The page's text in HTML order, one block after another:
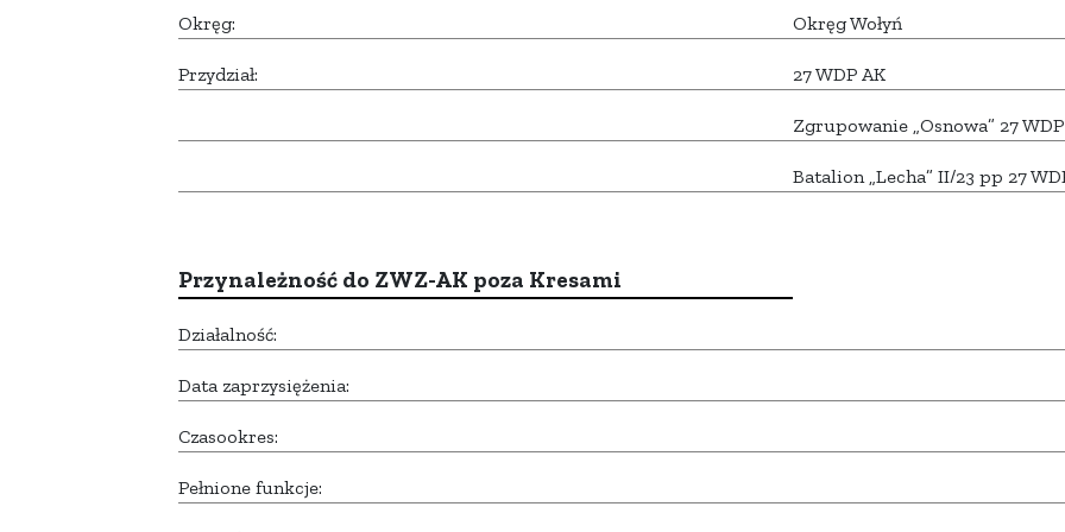
Okręg: Okręg Wołyń
Przydział: 27 WDP AK
Zgrupowanie „Osnowa” 27
Batalion „Lecha” II/23 pp 27
Przynależność do ZWZ-AK poza Kresami
Działalność:
Data zaprzysiężenia:
Czasookres:
Pełnione funkcje: